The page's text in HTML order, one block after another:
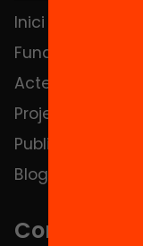
Inici
Fundació
Actes
Projectes
Publicacions i
Blog
Contacte